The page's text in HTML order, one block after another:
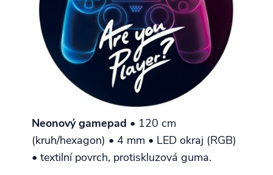
Neonový gamepad • 120 cm
(kruh/hexagon) • 4 mm • LED okraj (RGB)
• textilní povrch, protiskluzová guma.